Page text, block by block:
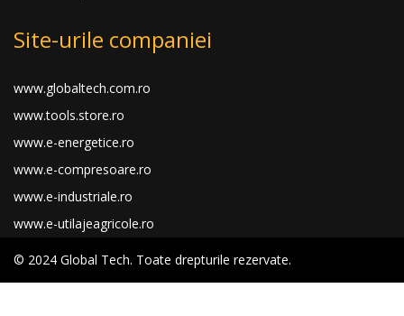
Site-urile companiei
www.globaltech.com.ro
www.tools.store.ro
www.e-energetice.ro
www.e-compresoare.ro
www.e-industriale.ro
www.e-utilajeagricole.ro
© 2024 Global Tech. Toate drepturile rezervate.